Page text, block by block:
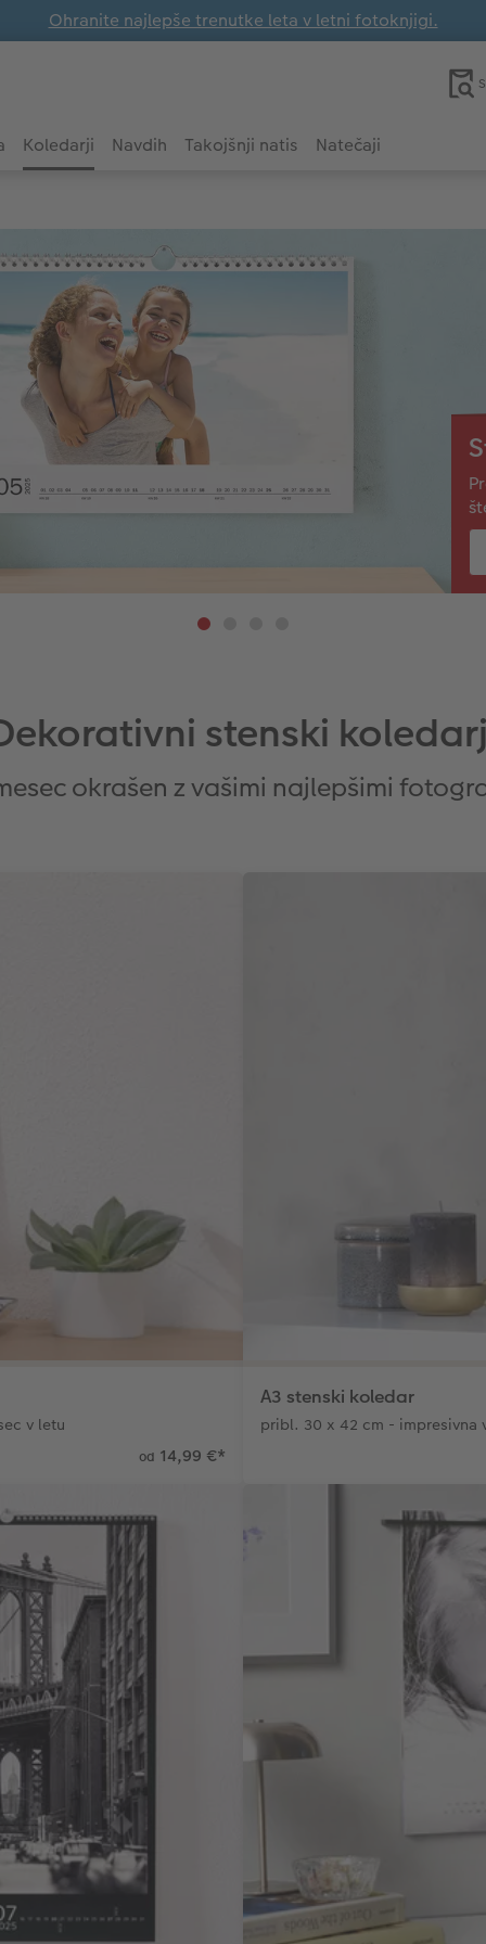
Ohranite najlepše trenutke leta v letni fotoknjigi.
Koledarji Navdih Takojšnji natis Natečaji
stenski
okrašen z vašimi najlepšimi
v letu
od 14,99 €*
A3 stenski koledar
pribl. 30 x 42 cm - impresivna